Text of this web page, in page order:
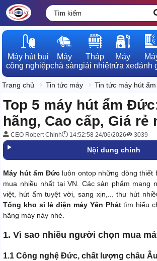
Máy hút bụi
công nghiệp
Máy
chà sàn
Tháp
giải nhiệt
Máy
rửa xeđánh
Trang chủ Tin tức máy Tin tức máy hút ẩm
Top 5 máy hút ẩm
hãng, Cao cấp, Giá rẻ
CEO Robert Chinh 14:52:58 24/06/2026 3039
Nội dung chính
Máy hút ẩm Đứcluôn ontop những dòng thiết
mua nhiều nhất tại VN. Các sản phẩm mang
việt, hút ẩm tuyệt vời, sang xịn,... thu hút
Tổng kho sỉ lẻ điện máy Yên Pháttìm hiểu
hãng máy này nhé.
1. Vì sao nhiều người chọn mua
1.1 Công nghệ Đức, chất lượng châu